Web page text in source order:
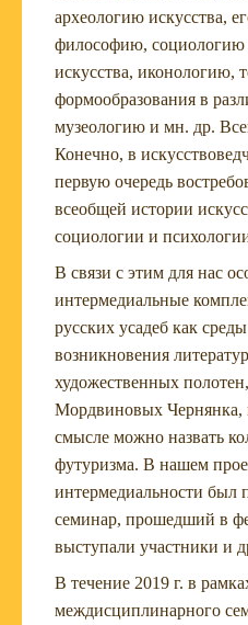
археологию искусства,
философию, социологию
искусства, иконологию,
формообразования в
музеологию и мн. др.
Конечно, в
первую очередь
всеобщей истории
социологии и
В связи с этим для нас
интермедиальные
русских усадеб как
возникновения
художественных
Мордвиновых Чернянка,
смысле можно назвать
футуризма. В нашем
интермедиальности был
семинар, прошедший в
выступали участники и
В течение 2019 г. в
междисциплинарного